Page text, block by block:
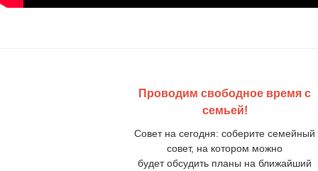
Проводим свободное время с
семьей!
Совет на сегодня: соберите семейный
совет, на котором можно
будет обсудить планы на ближайший